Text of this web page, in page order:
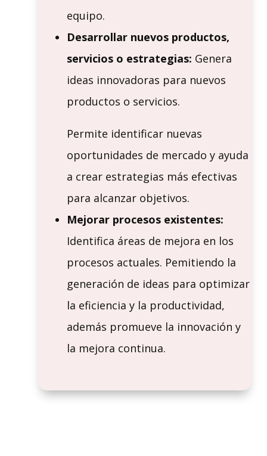
equipo.
Desarrollar nuevos productos,
servicios o estrategias: Genera
ideas innovadoras para nuevos
productos o servicios.
Permite identificar nuevas
oportunidades de mercado y ayuda
a crear estrategias más efectivas
para alcanzar objetivos.
Mejorar procesos existentes:
Identifica áreas de mejora en los
procesos actuales. Pemitiendo la
generación de ideas para optimizar
la eficiencia y la productividad,
además promueve la innovación y
la mejora continua.